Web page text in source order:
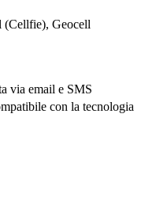
Geocell
via email e SMS
con la tecnologia